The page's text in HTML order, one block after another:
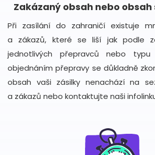
Zakázaný obsah nebo obsah
Při zasílání do zahraničí existuje
a zákazů, které se liší jak podle
jednotlivých přepravců nebo typu
objednáním přepravy se důkladně
obsah vaši zásilky nenachází na
a zákazů nebo kontaktujte naši